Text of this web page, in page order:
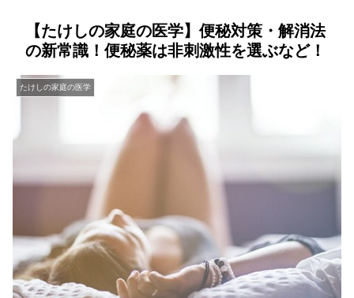
【たけしの家庭の医学】便秘対策・解消法
の新常識！便秘薬は非刺激性を選ぶなど！
たけしの家庭の医学